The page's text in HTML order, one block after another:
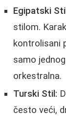
Egipatski
stilom.
kontrolisani
samo
orkestralna.
Turski Stil:
često veći,